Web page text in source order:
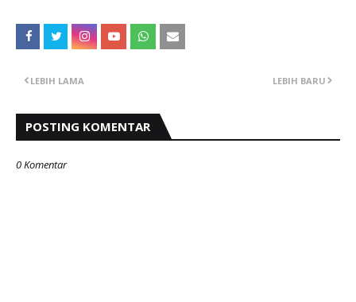
LEBIH BARU
LEBIH LAMA
POSTING KOMENTAR
0 Komentar